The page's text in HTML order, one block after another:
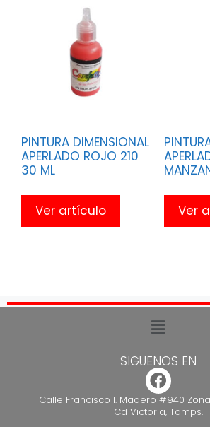
PINTURA DIMENSIONAL
APERLADO ROJO 210
30 ML
Ver artículo Ver
SIGUENOS EN
Calle Francisco I. Madero #940
Cd Victoria, Tamps.